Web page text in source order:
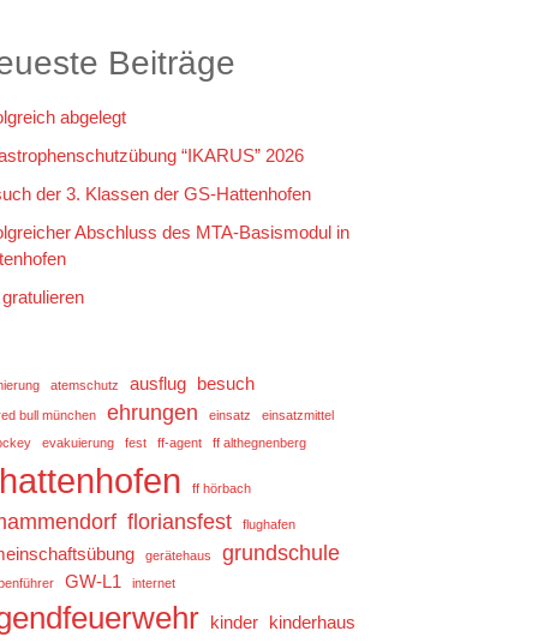
Beiträge
abgelegt
“IKARUS” 2026
der 3. Klassen der GS-Hattenhofen
Abschluss des MTA-Basismodul in
atemschutz ausflug besuch
bull münchen ehrungen einsatz
einsatzmittel
evakuierung fest ff-agent ff althegnenberg
ff hörbach
floriansfest flughafen
gerätehaus grundschule
GW-L1 internet
kinder kinderhaus